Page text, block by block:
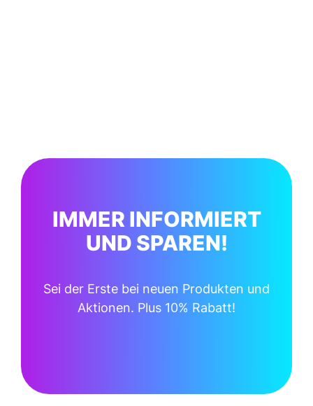
IMMER INFORMIERT
UND SPAREN!
Sei der Erste bei neuen Produkten und
Aktionen. Plus 10% Rabatt!